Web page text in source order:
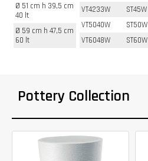
Ø 51 cm h 39,5 cm
40 lt
Ø 59 cm h 47,5 cm
60 lt
VT4233W
ST45W
VT5040W
ST50W
VT6048W
ST60W
Pottery Collection